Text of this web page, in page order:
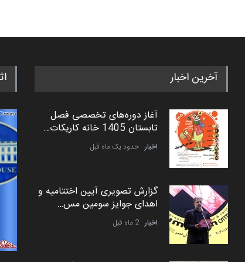
آخرین اخبار
آغاز دوره‌های تخصصی فصل
تابستان 1405 خانه کاریکات…
اخبار حدود یک ماه قبل
گزارش تصویری آیین اختتامیه و
اهدای جوایز سومین مس…
اخبار 2 ماه قبل